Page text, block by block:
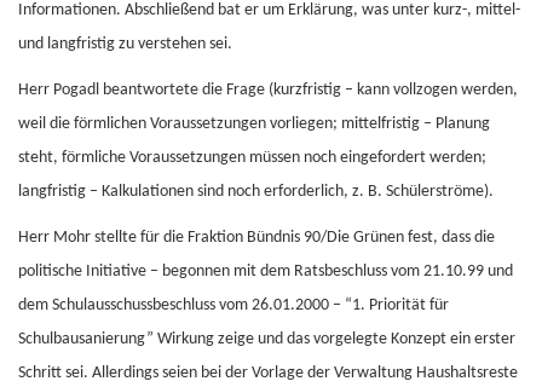
Informationen. Abschließend bat er um Erklärung, was unter kurz-, mittel-
und langfristig zu verstehen sei.
Herr Pogadl beantwortete die Frage (kurzfristig – kann vollzogen werden,
weil die förmlichen Voraussetzungen vorliegen; mittelfristig – Planung
steht, förmliche Voraussetzungen müssen noch eingefordert werden;
langfristig – Kalkulationen sind noch erforderlich, z. B. Schülerströme).
Herr Mohr stellte für die Fraktion Bündnis 90/Die Grünen fest, dass die
politische Initiative – begonnen mit dem Ratsbeschluss vom 21.10.99 und
dem Schulausschussbeschluss vom 26.01.2000 – “1. Priorität für
Schulbausanierung” Wirkung zeige und das vorgelegte Konzept ein erster
Schritt sei. Allerdings seien bei der Vorlage der Verwaltung Haushaltsreste